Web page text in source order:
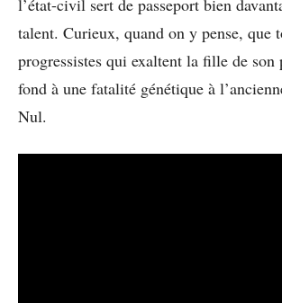
l’état-civil sert de passeport bien
talent. Curieux, quand on y pense, que
progressistes qui exaltent la fille de son
fond à une fatalité génétique à
Nul.